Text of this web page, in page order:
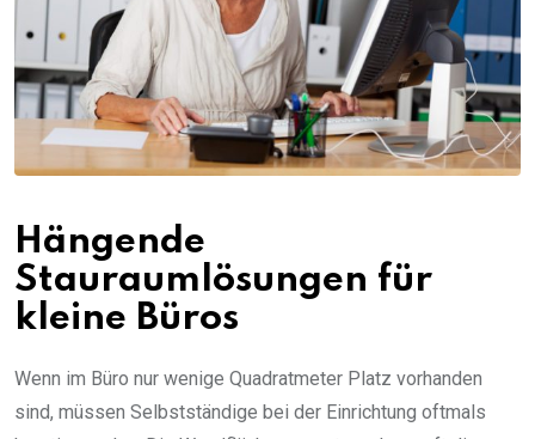
Hängende
Stauraumlösungen für
kleine Büros
Wenn im Büro nur wenige Quadratmeter Platz vorhanden
sind, müssen Selbstständige bei der Einrichtung oftmals